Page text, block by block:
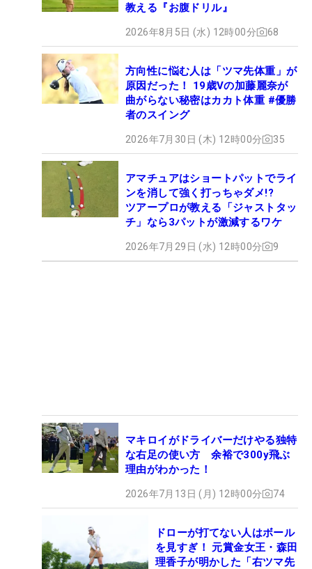
教える『お腹ドリル』
2026年8月5日 (水) 12時00分 68
方向性に悩む人は「ツマ先体重」が
原因だった！ 19歳Vの加藤麗奈が
曲がらない秘密はカカト体重 #優勝
者のスイング
2026年7月30日 (木) 12時00分 35
アマチュアはショートパットでライ
ンを消して強く打っちゃダメ!?
ツアープロが教える「ジャストタッ
チ」なら3パットが激減するワケ
2026年7月29日 (水) 12時00分 9
マキロイがドライバーだけやる独特
な右足の使い方 余裕で300y飛ぶ
理由がわかった！
2026年7月13日 (月) 12時00分 74
ドローが打てない人はボール
を見すぎ！ 元賞金女王・森田
理香子が明かした「右ツマ先